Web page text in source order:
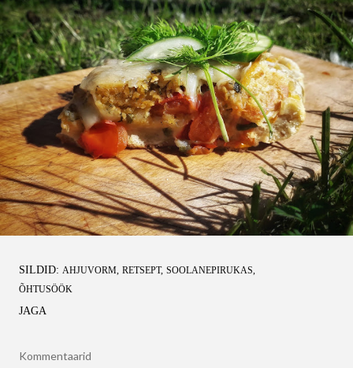
SILDID: AHJUVORM RETSEPT SOOLANEPIRUKAS
ÕHTUSÖÖK
JAGA
Kommentaarid